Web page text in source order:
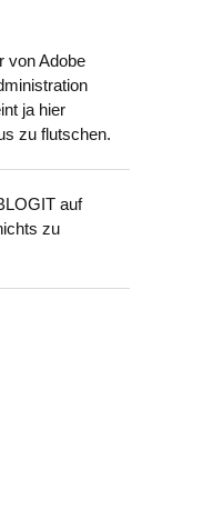
von Adobe
ja hier
zu flutschen.
auf
zu